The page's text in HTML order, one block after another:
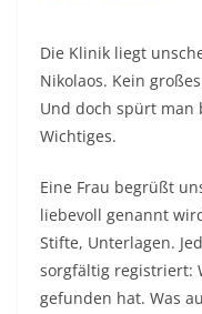
Die Klinik liegt
Nikolaos. Kein
Und doch spürt man
Wichtiges.
Eine Frau begrüßt
liebevoll genannt
Stifte, Unterlagen.
sorgfältig registriert:
gefunden hat. Was